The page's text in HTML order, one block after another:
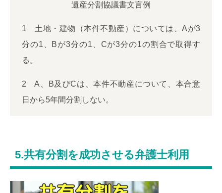
遺産分割協議書文言例
1 土地・建物（本件不動産）については、Aが3
分の1、Bが3分の1、Cが3分の1の割合で取得す
る。
2 A、B及びCは、本件不動産について、本合意
日から5年間分割しない。
5.共有分割を成功させる弁護士利用